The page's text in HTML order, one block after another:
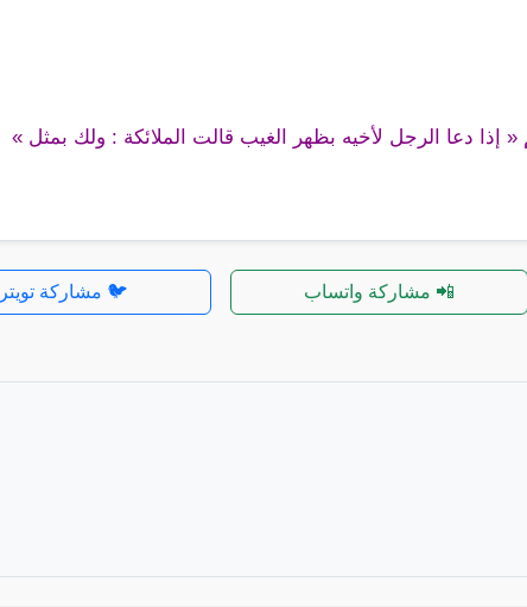
إذا دعا الرجل لأخيه بظهر الغيب قالت الملائكة : ولك بمثل »
📲 مشاركة واتساب 🐦 مشاركة تويتر